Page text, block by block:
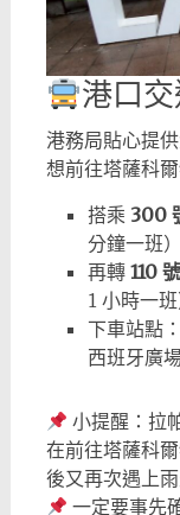
港口
港務局貼心提
想前往塔薩科
搭乘 300
分鐘一班）
再轉 110
1 小時一班
下車站點：
西班牙廣
小提醒：拉
在前往塔薩科
後又再次遇上雨
一定要事先